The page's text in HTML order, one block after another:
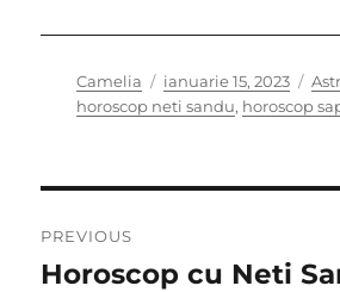
Author
Camelia
Posted
on
ianuarie 15, 2023
horoscop neti sandu, horoscop
în
PREVIOUS
Previous
Horoscop cu Neti